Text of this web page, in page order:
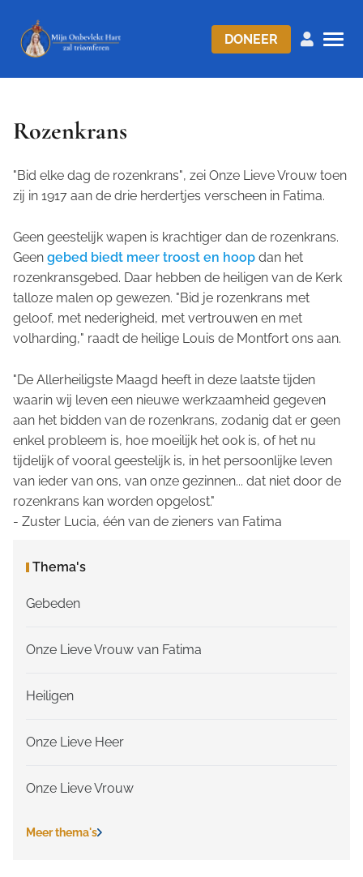
DONEER
Rozenkrans
"Bid elke dag de rozenkrans", zei Onze Lieve Vrouw toen
zij in 1917 aan de drie herdertjes verscheen in Fatima.
Geen geestelijk wapen is krachtiger dan de rozenkrans.
Geen gebed biedt meer troost en hoop dan het
rozenkransgebed. Daar hebben de heiligen van de Kerk
talloze malen op gewezen. "Bid je rozenkrans met
geloof, met nederigheid, met vertrouwen en met
volharding," raadt de heilige Louis de Montfort ons aan.
"De Allerheiligste Maagd heeft in deze laatste tijden
waarin wij leven een nieuwe werkzaamheid gegeven
aan het bidden van de rozenkrans, zodanig dat er geen
enkel probleem is, hoe moeilijk het ook is, of het nu
tijdelijk of vooral geestelijk is, in het persoonlijke leven
van ieder van ons, van onze gezinnen... dat niet door de
rozenkrans kan worden opgelost."
- Zuster Lucia, één van de zieners van Fatima
Thema's
Gebeden
Onze Lieve Vrouw van Fatima
Heiligen
Onze Lieve Heer
Onze Lieve Vrouw
Meer thema's